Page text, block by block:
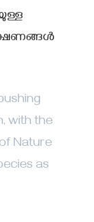
with the
Nature
as